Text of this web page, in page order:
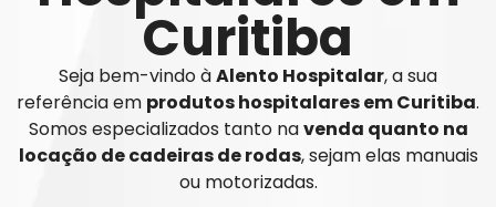
Curitiba
Seja bem-vindo àAlento Hospitalar, a sua
referência em produtos hospitalares em Curitiba.
Somos especializados tanto navenda quanto na
locação de cadeiras de rodas, sejam elas manuais
ou motorizadas.